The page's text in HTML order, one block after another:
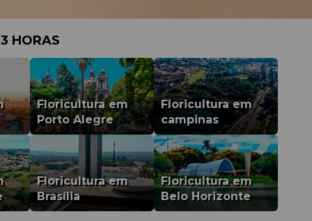
HORAS
Floricultura em
Porto Alegre
Floricultura em
campinas
Floricultura em
Brasília
Floricultura em
Belo Horizonte